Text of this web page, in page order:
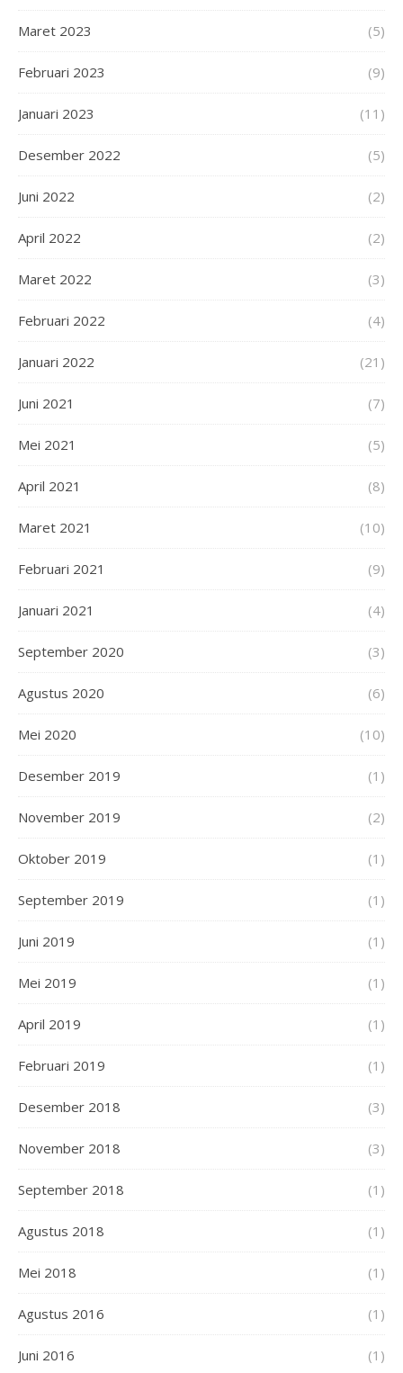
Maret 2023 (5)
Februari 2023 (9)
Januari 2023 (11)
Desember 2022 (5)
Juni 2022 (2)
April 2022 (2)
Maret 2022 (3)
Februari 2022 (4)
Januari 2022 (21)
Juni 2021 (7)
Mei 2021 (5)
April 2021 (8)
Maret 2021 (10)
Februari 2021 (9)
Januari 2021 (4)
September 2020 (3)
Agustus 2020 (6)
Mei 2020 (10)
Desember 2019 (1)
November 2019 (2)
Oktober 2019 (1)
September 2019 (1)
Juni 2019 (1)
Mei 2019 (1)
April 2019 (1)
Februari 2019 (1)
Desember 2018 (3)
November 2018 (3)
September 2018 (1)
Agustus 2018 (1)
Mei 2018 (1)
Agustus 2016 (1)
Juni 2016 (1)